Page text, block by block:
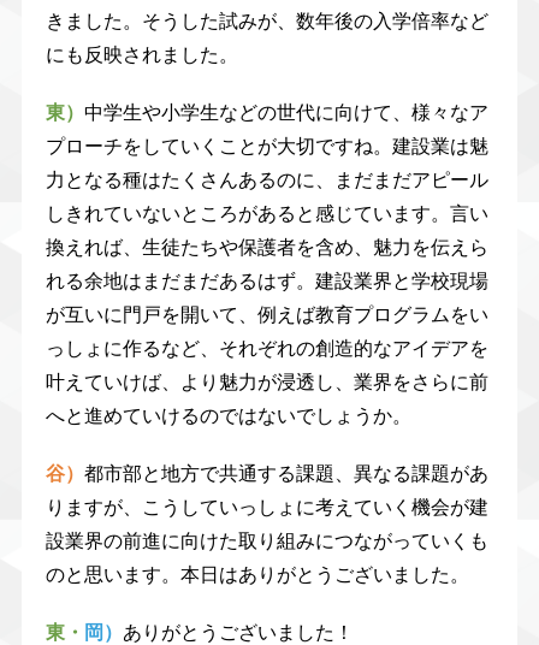
きました。そうした試みが、数年後の入学倍率など
にも反映されました。
東） 中学生や小学生などの世代に向けて、様々なア
プローチをしていくことが大切ですね。建設業は魅
力となる種はたくさんあるのに、まだまだアピール
しきれていないところがあると感じています。言い
換えれば、生徒たちや保護者を含め、魅力を伝えら
れる余地はまだまだあるはず。建設業界と学校現場
が互いに門戸を開いて、例えば教育プログラムをい
っしょに作るなど、それぞれの創造的なアイデアを
叶えていけば、より魅力が浸透し、業界をさらに前
へと進めていけるのではないでしょうか。
谷） 都市部と地方で共通する課題、異なる課題があ
りますが、こうしていっしょに考えていく機会が建
設業界の前進に向けた取り組みにつながっていくも
のと思います。本日はありがとうございました。
東・ 岡） ありがとうございました！